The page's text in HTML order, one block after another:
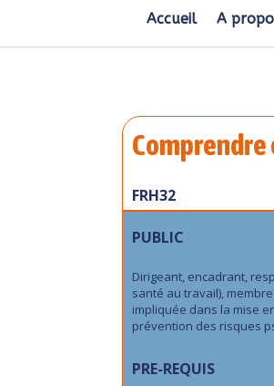
Accueil A
Comprendre
FRH32
PUBLIC
Dirigeant, encadrant,
santé au travail),
impliquée dans la mise
prévention des risques
PRE-REQUIS